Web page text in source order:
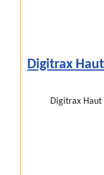
Digitrax
Digitrax Haut